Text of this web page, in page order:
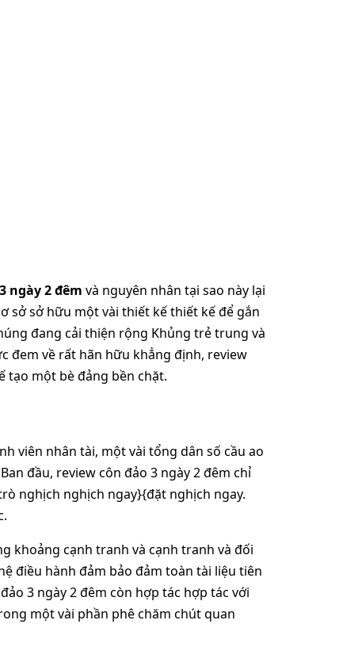
ngày 2 đêm và nguyên nhân tại sao này lại
sở sở hữu một vài thiết kế thiết kế để gắn
đang cải thiện rộng Khủng trẻ trung và
đem về rất hãn hữu khẳng định, review
tạo một bè đảng bền chặt.
viên nhân tài, một vài tổng dân số cầu ao
đầu, review côn đảo 3 ngày 2 đêm chỉ
nghịch nghịch ngay}{đặt nghịch ngay.
khoảng cạnh tranh và cạnh tranh và đối
điều hành đảm bảo đảm toàn tài liệu tiên
3 ngày 2 đêm còn hợp tác hợp tác với
một vài phần phê chăm chút quan